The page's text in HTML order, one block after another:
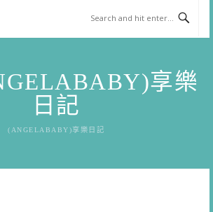
享樂
日記
(ANGELABABY)享樂日記